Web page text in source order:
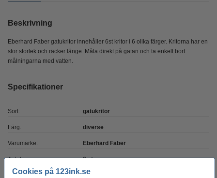
Cookies på 123ink.se
Beskrivning
Eberhard Faber gatukritor innehåller 6st kritor i 6 olika färger. Kritorna har en
stor storlek och räcker länge. Måla direkt på gatan och ta enkelt bort
målningarna med vatten.
Specifikationer
Sort: gatukritor
Färg: diverse
Varumärke: Eberhard Faber
Antal: 6 st